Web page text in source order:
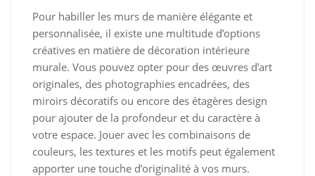
Pour habiller les murs de manière élégante et
personnalisée, il existe une multitude d’options
créatives en matière de décoration intérieure
murale. Vous pouvez opter pour des œuvres d’art
originales, des photographies encadrées, des
miroirs décoratifs ou encore des étagères design
pour ajouter de la profondeur et du caractère à
votre espace. Jouer avec les combinaisons de
couleurs, les textures et les motifs peut également
apporter une touche d’originalité à vos murs.